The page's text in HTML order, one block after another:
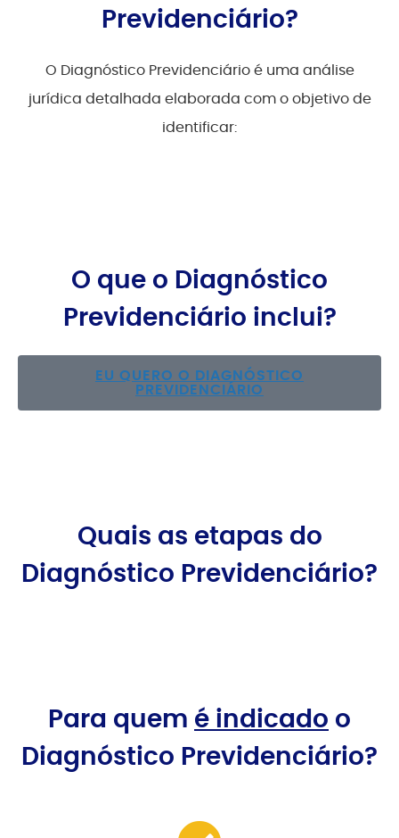
Previdenciário?
O Diagnóstico Previdenciário é uma análise
jurídica detalhada elaborada com o objetivo de
identificar:
O que o Diagnóstico
Previdenciário inclui?
EU QUERO O DIAGNÓSTICO
PREVIDENCIÁRIO
Quais as etapas do
Diagnóstico Previdenciário?
Para quem é indicado o
Diagnóstico Previdenciário?